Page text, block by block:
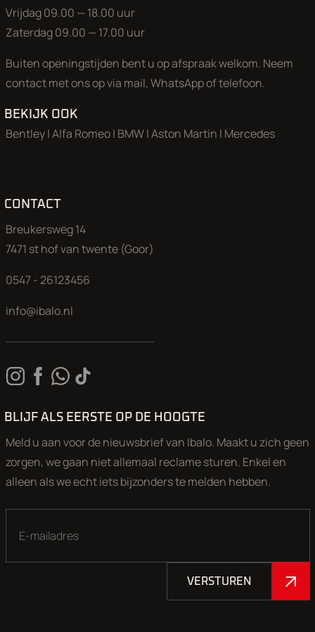
snel bij – dit is er eentje die je niet vaak tegenkomt!
Onze showroom is zondag t/m donderdag alleen op
Op vrijdag ben u van harte welkom van 9.00 uur tot 18.00
zaterdag van 9.00 tot 17.00 uur.
Neem voor een bezichtiging en proefrit a.u.b. even contact
proefrit.
Aan onze advertenties is de grootst mogelijke zorg besteed,
kunnen aan deze advertentie geen rechten worden
Vrijdag 09.00 — 18.00 uur
Zaterdag 09.00 — 17.00 uur
Buiten openingstijden bent u op afspraak welkom. Neem
contact met ons op via mail, WhatsApp of telefoon.
BEKIJK OOK
Bentley|Alfa Romeo| BMW|Aston Martin | Mercedes
CONTACT
Breukersweg 14
7471 st hof van twente (Goor)
0547 - 26123456
info@ibalo.nl
BLIJF ALS EERSTE OP DE HOOGTE
Meld u aan voor de nieuwsbrief van Ibalo. Maakt u zich geen
zorgen, we gaan niet allemaal reclame sturen. Enkel en
alleen als we echt iets bijzonders te melden hebben.
VERSTUREN